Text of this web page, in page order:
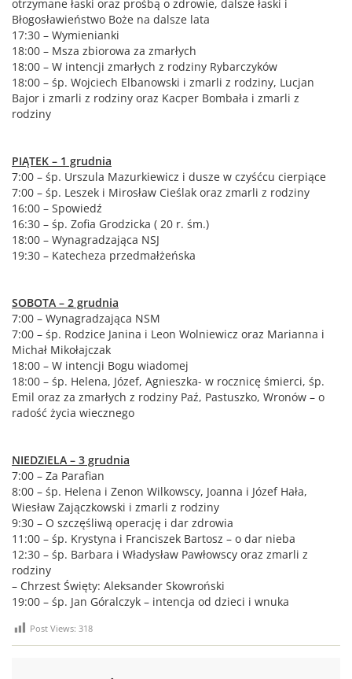
otrzymane łaski oraz prośbą o zdrowie, dalsze łaski i
Błogosławieństwo Boże na dalsze lata
17:30 – Wymienianki
18:00 – Msza zbiorowa za zmarłych
18:00 – W intencji zmarłych z rodziny Rybarczyków
18:00 – śp. Wojciech Elbanowski i zmarli z rodziny, Lucjan
Bajor i zmarli z rodziny oraz Kacper Bombała i zmarli z
rodziny
PIĄTEK – 1 grudnia
7:00 – śp. Urszula Mazurkiewicz i dusze w czyśćcu cierpiące
7:00 – śp. Leszek i Mirosław Cieślak oraz zmarli z rodziny
16:00 – Spowiedź
16:30 – śp. Zofia Grodzicka ( 20 r. śm.)
18:00 – Wynagradzająca NSJ
19:30 – Katecheza przedmałżeńska
SOBOTA – 2 grudnia
7:00 – Wynagradzająca NSM
7:00 – śp. Rodzice Janina i Leon Wolniewicz oraz Marianna i
Michał Mikołajczak
18:00 – W intencji Bogu wiadomej
18:00 – śp. Helena, Józef, Agnieszka- w rocznicę śmierci, śp.
Emil oraz za zmarłych z rodziny Paź, Pastuszko, Wronów – o
radość życia wiecznego
NIEDZIELA – 3 grudnia
7:00 – Za Parafian
8:00 – śp. Helena i Zenon Wilkowscy, Joanna i Józef Hała,
Wiesław Zajączkowski i zmarli z rodziny
9:30 – O szczęśliwą operację i dar zdrowia
11:00 – śp. Krystyna i Franciszek Bartosz – o dar nieba
12:30 – śp. Barbara i Władysław Pawłowscy oraz zmarli z
rodziny
– Chrzest Święty: Aleksander Skowroński
19:00 – śp. Jan Góralczyk – intencja od dzieci i wnuka
Post Views: 318